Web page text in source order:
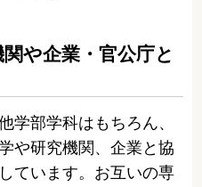
や企業・官公庁と
学部学科はもちろん、
や研究機関、企業と協
ています。お互いの専